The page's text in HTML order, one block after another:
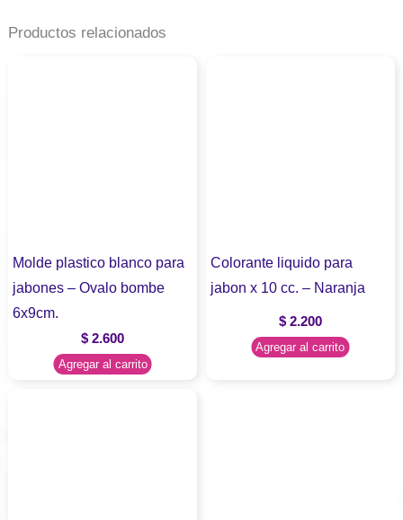
Productos relacionados
Molde plastico blanco para
jabones – Ovalo bombe
6x9cm.
$ 2.600
Agregar al carrito
Colorante liquido para
jabon x 10 cc. – Naranja
$2.200
Agregar al carrito